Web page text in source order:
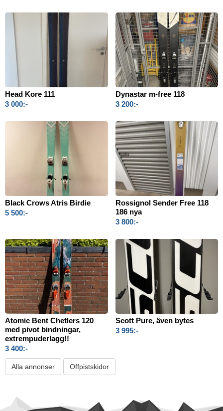
Head Kore 111
3 000:-
Dynastar m-free 118
3 200:-
Black Crows Atris Birdie
5 500:-
Rossignol Sender Free 118
186 nya
3 800:-
Atomic Bent Chetlers 120
med pivot bindningar,
extrempuderlagg!!
3 400:-
Scott Pure, även bytes
3 995:-
Alla annonser Offpistskidor